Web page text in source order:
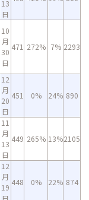
13
日
10
月
30
日
471 272% 7% 2293
12
月
20
日
451 0% 24% 890
11
月
13
日
449 265% 13%2105
12
月
19
日
448 0% 22% 874